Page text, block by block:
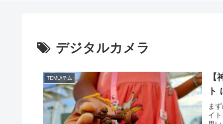
デジタルカメラ
TEMU/テム
ト
ま
イ